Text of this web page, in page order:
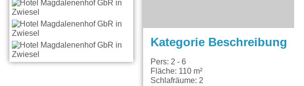
Kategorie Beschreibung
Pers: 2 - 6
Fläche: 110 m²
Schlafräume: 2